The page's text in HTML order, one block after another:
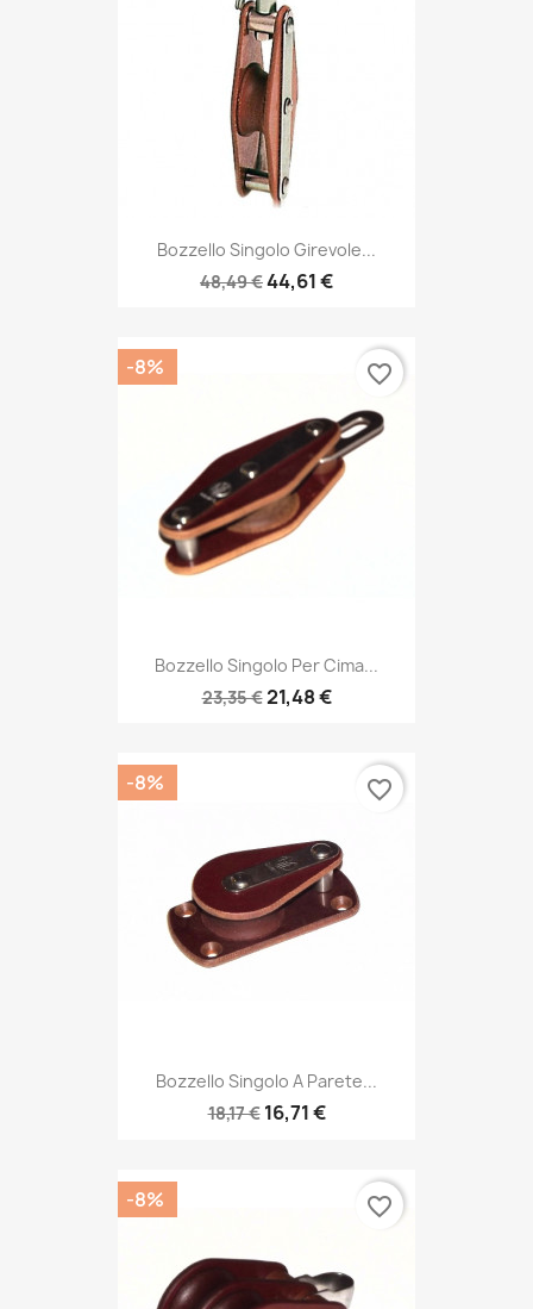
Bozzello Singolo Girevole...
48,49 €44,61 €
Bozzello Singolo Per Cima...
23,35 €21,48 €
-8% favorite_border
Bozzello Singolo A Parete...
18,17 € 16,71 €
-8% favorite_border
-8% favorite_border